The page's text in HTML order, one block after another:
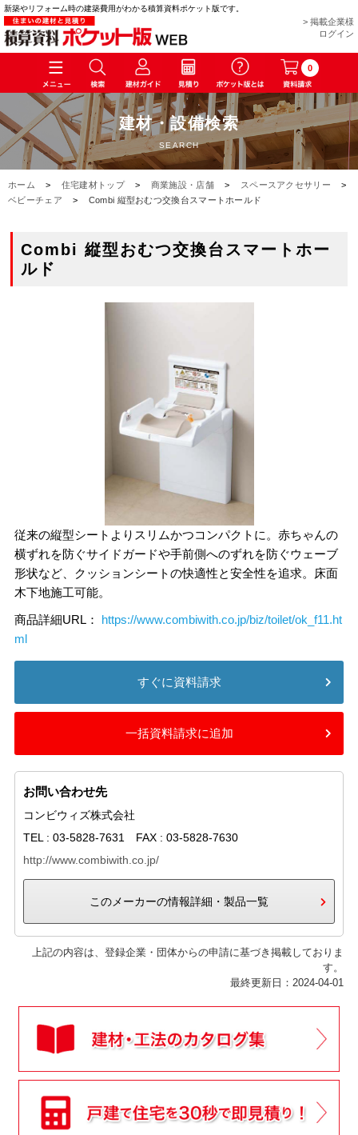
新築やリフォーム時の建築費用がわかる積算資料ポケット版です。
> 掲載企業様
ログイン
0
建材・設備検索
SEARCH
ホーム > 住宅建材トップ > 商業施設・店舗 > スペースアクセサリー
>
ベビーチェア
> Combi 縦型おむつ交換台スマートホールド
Combi 縦型おむつ交換台スマートホー
ルド
従来の縦型シートよりスリムかつコンパクトに。赤ちゃんの
横ずれを防ぐサイドガードや手前側へのずれを防ぐウェーブ
形状など、クッションシートの快適性と安全性を追求。床面
木下地施工可能。
商品詳細URL： https://www.combiwith.co.jp/biz/toilet/ok_f11.ht
ml
すぐに資料請求
一括資料請求に追加
お問い合わせ先
コンビウィズ株式会社
TEL : 03-5828-7631 FAX : 03-5828-7630
http://www.combiwith.co.jp/
このメーカーの情報詳細・製品一覧
上記の内容は、登録企業・団体からの申請に基づき掲載しておりま
す。
最終更新日：2024-04-01